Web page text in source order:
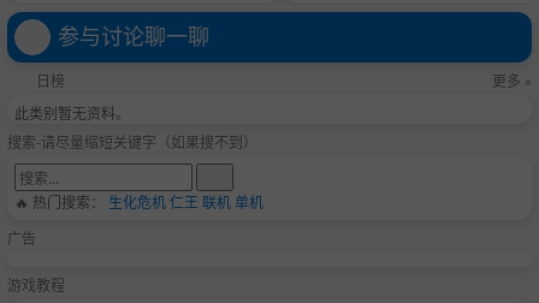
参与讨论聊一聊
日榜
更多 »
此类别暂无资料。
搜索-请尽量缩短关键字（如果搜不到）
🔥 热门搜索： 生化危机仁王 联机单机
广告
游戏教程